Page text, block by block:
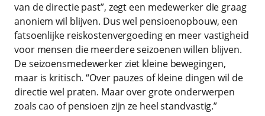
van de directie past”, zegt een medewerker die graag
anoniem wil blijven. Dus wel pensioenopbouw, een
fatsoenlijke reiskostenvergoeding en meer vastigheid
voor mensen die meerdere seizoenen willen blijven.
De seizoensmedewerker ziet kleine bewegingen,
maar is kritisch. “Over pauzes of kleine dingen wil de
directie wel praten. Maar over grote onderwerpen
zoals cao of pensioen zijn ze heel standvastig.”